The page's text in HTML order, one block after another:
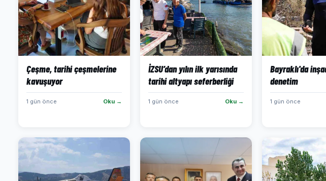
Çeşme, tarihi çeşmelerine
kavuşuyor
1 gün önce Oku →
İZSU’dan yılın ilk yarısında
tarihi altyapı seferberliği
1 gün önce Oku →
Bayraklı'da
denetim
1 gün önce